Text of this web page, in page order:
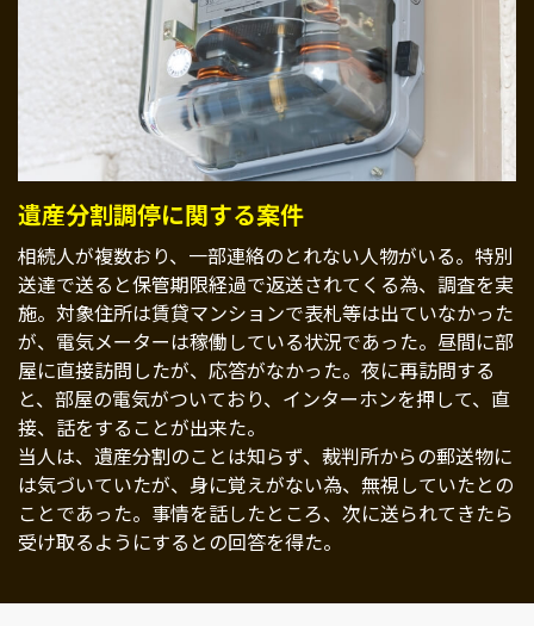
遺産分割調停に関する案件
相続人が複数おり、一部連絡のとれない人物がいる。特別
送達で送ると保管期限経過で返送されてくる為、調査を実
施。対象住所は賃貸マンションで表札等は出ていなかった
が、電気メーターは稼働している状況であった。昼間に部
屋に直接訪問したが、応答がなかった。夜に再訪問する
と、部屋の電気がついており、インターホンを押して、直
接、話をすることが出来た。
当人は、遺産分割のことは知らず、裁判所からの郵送物に
は気づいていたが、身に覚えがない為、無視していたとの
ことであった。事情を話したところ、次に送られてきたら
受け取るようにするとの回答を得た。